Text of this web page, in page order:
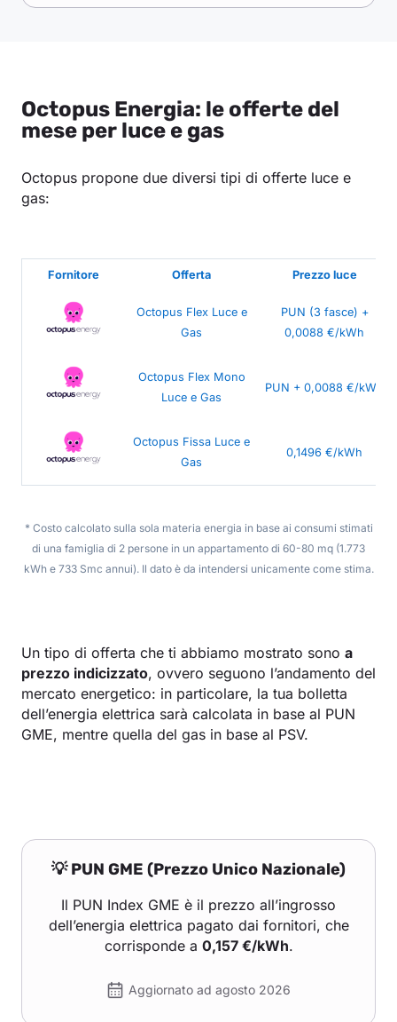
Octopus Energia: le offerte del
mese per luce e gas
Octopus propone due diversi tipi di offerte luce e
gas:
Fornitore Offerta Prezzo luce
Octopus Flex Luce e
Gas
PUN (3 fasce) +
0,0088 €/kWh
Octopus Flex Mono
Luce e Gas
PUN + 0,0088 €/kWh
Octopus Fissa Luce e
Gas
0,1496 €/kWh
* Costo calcolato sulla sola materia energia in base ai consumi stimati
di una famiglia di 2 persone in un appartamento di 60-80 mq (1.773
kWh e 733 Smc annui). Il dato è da intendersi unicamente come stima.
Un tipo di offerta che ti abbiamo mostrato sono a
prezzo indicizzato, ovvero seguono l’andamento del
mercato energetico: in particolare, la tua bolletta
dell’energia elettrica sarà calcolata in base al PUN
GME, mentre quella del gas in base al PSV.
💡 PUN GME (Prezzo Unico Nazionale)
Il PUN Index GME è il prezzo all’ingrosso
dell’energia elettrica pagato dai fornitori, che
corrisponde a 0,157 €/kWh.
Aggiornato ad agosto 2026